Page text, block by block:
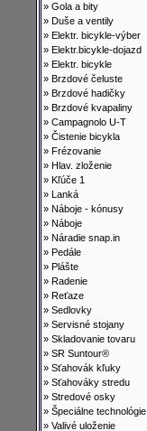
» Gola a bity
» Duše a ventily
» Elektr. bicykle-výber
» Elektr.bicykle-dojazd
» Elektr. bicykle
» Brzdové čeluste
» Brzdové hadičky
» Brzdové kvapaliny
» Campagnolo U-T
» Čistenie bicykla
» Frézovanie
» Hlav. zloženie
» Kľúče 1
» Lanká
» Náboje - kónusy
» Náboje
» Náradie snap.in
» Pedále
» Plášte
» Radenie
» Reťaze
» Sedlovky
» Servisné stojany
» Skladovanie tovaru
» SR Suntour®
» Sťahovák kľuky
» Sťahováky stredu
» Stredové osky
» Špeciálne technológie
» Valivé uloženie